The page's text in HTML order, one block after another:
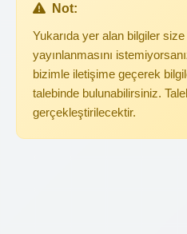
Not:
Yukarıda yer alan bilgiler
yayınlanmasını
bizimle iletişime geçerek
talebinde bulunabilirsiniz.
gerçekleştirilecektir.